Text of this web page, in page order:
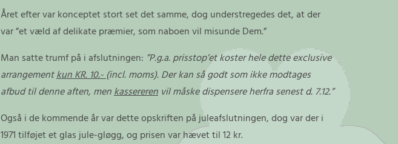
Året efter var konceptet stort set det samme, dog understregedes det, at der
var ”et væld af delikate præmier, som naboen vil misunde Dem.”
Man satte trumf på i afslutningen: ”P.g.a. prisstop’et koster hele dette exclusive
arrangementkun KR. 10.-(incl. moms). Der kan så godt som ikke modtages
afbud til denne aften, menkassereren vil måske dispensere herfra senest d. 7.12.”
Også i de kommende år var dette opskriften på juleafslutningen, dog var der i
1971 tilføjet et glas jule-gløgg, og prisen var hævet til 12 kr.